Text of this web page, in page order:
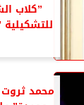
”كلاب
محمد